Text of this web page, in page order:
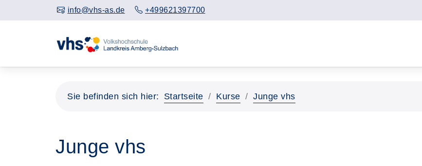
info@vhs-as.de +499621397700
Sie befinden sich hier: Startseite Kurse Junge vhs
Junge vhs